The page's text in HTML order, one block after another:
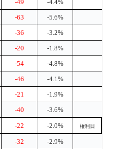
-49
-4.4%
-63
-5.6%
-36
-3.2%
-20
-1.8%
-54
-4.8%
-46
-4.1%
-21
-1.9%
-40 -3.6%
-22 -2.0% 権利日
-32
-2.9%